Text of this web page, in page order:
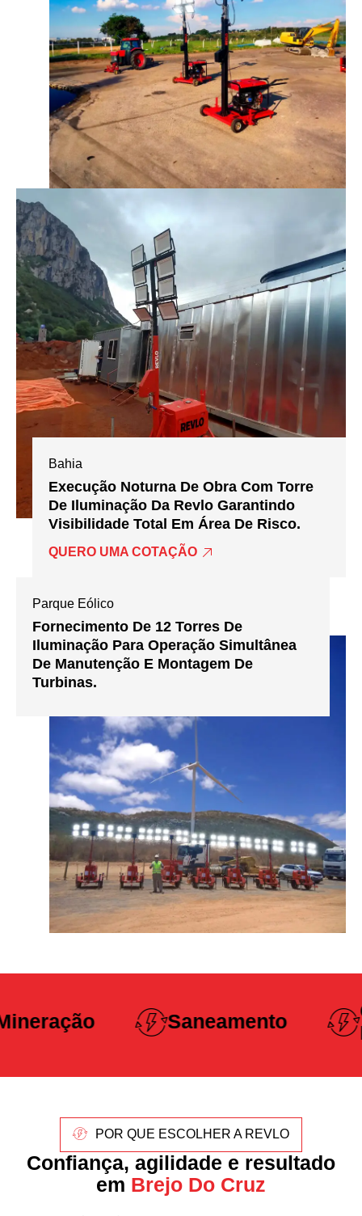
Bahia
Execução Noturna De Obra Com Torre
De Iluminação Da Revlo Garantindo
Visibilidade Total Em Área De Risco.
QUERO UMA COTAÇÃO
Parque Eólico
Fornecimento De 12 Torres De
Iluminação Para Operação Simultânea
De Manutenção E Montagem De
Turbinas.
Saneamento
Construção
Pesada
POR QUE ESCOLHER A REVLO
Confiança, agilidade e resultado
em Brejo Do Cruz